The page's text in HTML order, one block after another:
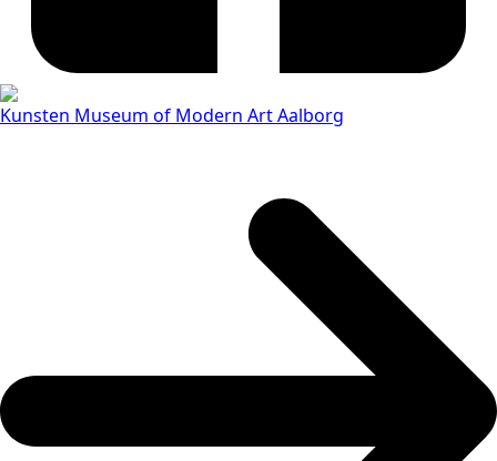
Kunsten Museum of Modern Art Aalborg